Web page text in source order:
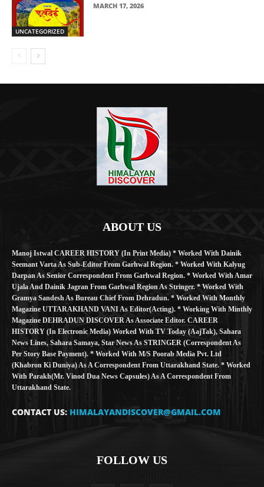
UNCATEGORIZED
MARCH 17, 2026
ABOUT US
Manoj Istwal CAREER HISTORY (in Print Media) * Worked With Dainik
Seemant Varta As Sub-Editor From Garhwal Region. * Worked With Kalyug
Darpan As Senior Correspondent From Garhwal Region. * Worked With Amar
Ujala And Dainik Jagran From Garhwal Region As Stringer. * Worked With
Gramya Sandesh As Bureau Chief From Dehradun. * Worked With Monthly
Magazine UTTARAKHAND VANI As Editor(Acting). * Working With Minthly
Magazine DEHRADUN DISCOVER As Associate Editor. CAREER
HISTORY (in Electronic Media) Worked With TV Today (AajTak), Sahara
News Lines, Sahara Samaya, Star News As STRINGER (Correspondent As
Per Story Base Payment). * Worked With M/S Poorab Media Pvt. Ltd
(Khabron Ki Duniya) As A Correspondent From Uttarakhand State. * Worked
With Parakh(Mr. Vinod Dua News Capsules) As A Correspondent From
Uttarakhand State.
CONTACT US: HIMALAYANDISCOVER@GMAIL.COM
FOLLOW US